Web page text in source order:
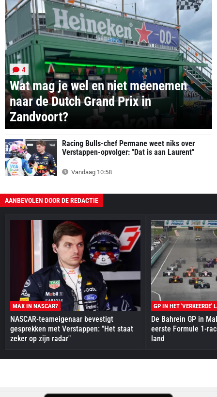
Wat mag je wel en niet meenemen
naar de Dutch Grand Prix in
Zandvoort?
4
Racing Bulls-chef Permane weet niks over
Verstappen-opvolger: "Dat is aan Laurent"
Vandaag 10:58
AANBEVOLEN DOOR DE REDACTIE
MAX IN NASCAR?
NASCAR-teameigenaar bevestigt
gesprekken met Verstappen: "Het staat
zeker op zijn radar"
GP IN HET 'VERKEERDE'
De Bahrein GP in
eerste Formule 1-
land